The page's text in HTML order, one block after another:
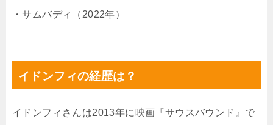
・サムバディ（2022年）
イドンフィの経歴は？
イドンフィさんは2013年に映画『サウスバウンド』で